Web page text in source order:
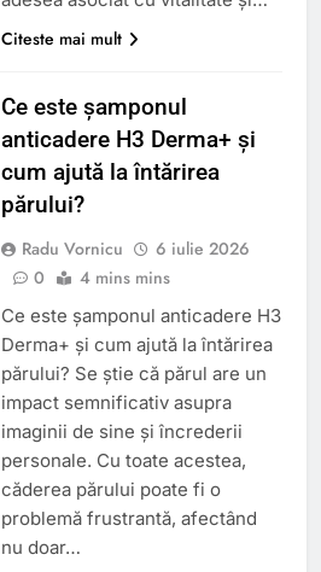
Citeste mai mult
Ce este șamponul
anticadere H3 Derma+ și
cum ajută la întărirea
părului?
Radu Vornicu
6 iulie 2026
0
4 mins mins
Ce este șamponul anticadere H3
Derma+ și cum ajută la întărirea
părului? Se știe că părul are un
impact semnificativ asupra
imaginii de sine și încrederii
personale. Cu toate acestea,
căderea părului poate fi o
problemă frustrantă, afectând
nu doar…